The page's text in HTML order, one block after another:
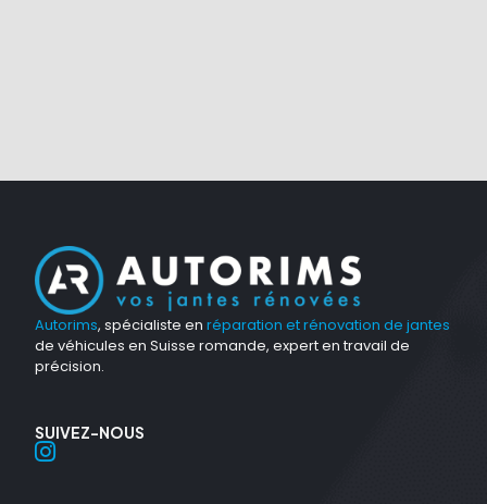
Autorims, spécialiste enréparation et rénovation de jantes
de véhicules en Suisse romande, expert en travail de
précision.
SUIVEZ-NOUS